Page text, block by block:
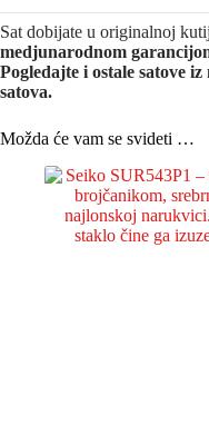
Sat dobijate u originalnoj
medjunarodnom
Pogledajte i ostale satove
satova.
Možda će vam se svideti …